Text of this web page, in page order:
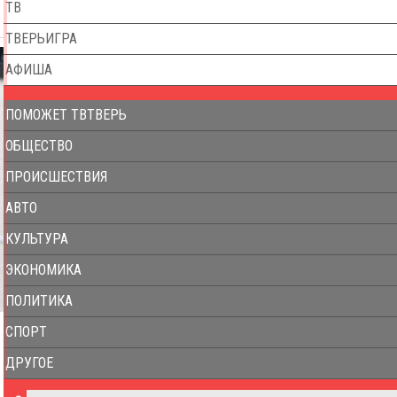
ТВ
ТВЕРЬИГРА
АФИША
ПОМОЖЕТ ТВТВЕРЬ
ОБЩЕСТВО
ПРОИСШЕСТВИЯ
АВТО
КУЛЬТУРА
ЭКОНОМИКА
ПОЛИТИКА
СПОРТ
ДРУГОЕ